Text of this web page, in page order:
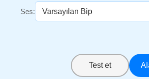
Ses:
Test et